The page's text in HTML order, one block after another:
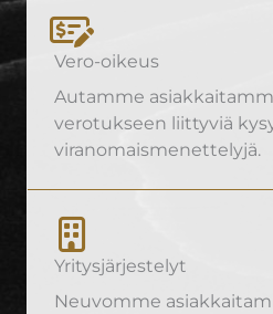
Vero-oikeus
Autamme
verotukseen liittyviä
viranomaismenettelyjä.
Yritysjärjestelyt
Neuvomme